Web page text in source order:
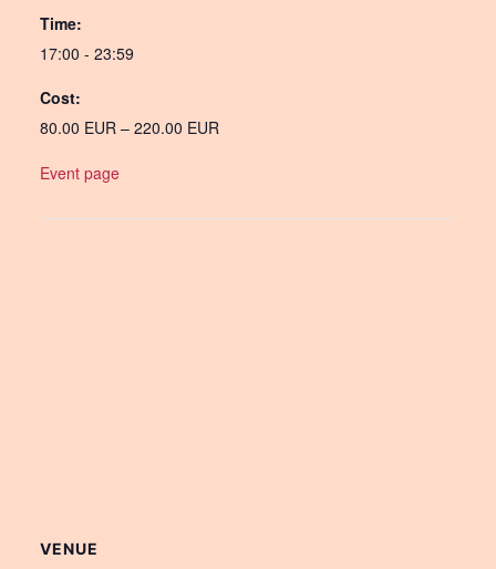
Time:
17:00 - 23:59
Cost:
80.00 EUR – 220.00 EUR
Event page
VENUE